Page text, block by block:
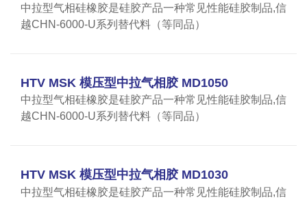
中拉型气相硅橡胶是硅胶产品一种常见性能硅胶制品,信
越CHN-6000-U系列替代料（等同品）
HTV MSK 模压型中拉气相胶 MD1050
中拉型气相硅橡胶是硅胶产品一种常见性能硅胶制品,信
越CHN-6000-U系列替代料（等同品）
HTV MSK 模压型中拉气相胶 MD1030
中拉型气相硅橡胶是硅胶产品一种常见性能硅胶制品,信